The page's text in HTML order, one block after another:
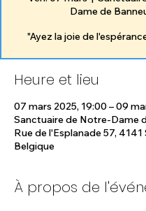
Dame de
"Ayez la joie de
Heure et lieu
07 mars 2025, 19:00 – 09
Sanctuaire de Notre-Dame
Rue de l'Esplanade 57,
Belgique
À propos de